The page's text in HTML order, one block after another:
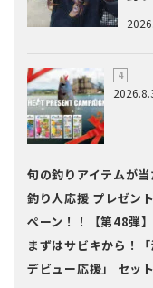
旬の釣りアイテムが当
釣り人応援 プレゼン
ペーン！！【第48弾】
まずはサビキから！「
デビュー応援」 セット